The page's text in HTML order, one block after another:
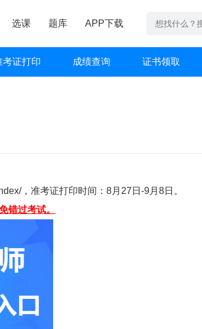
选课 题库 APP下载
考证打印 成绩查询 证书领取
，准考证打印时间：8月27日-9月8日。
错过考试。